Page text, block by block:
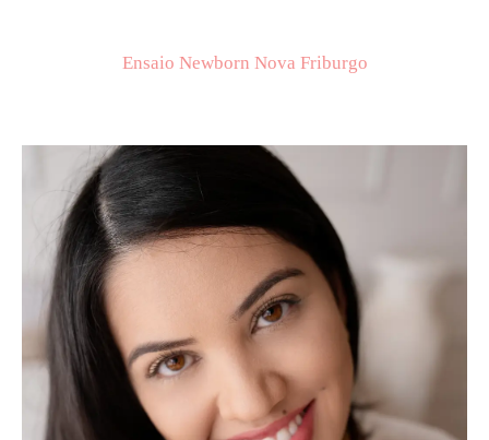
Ensaio Newborn Nova Friburgo